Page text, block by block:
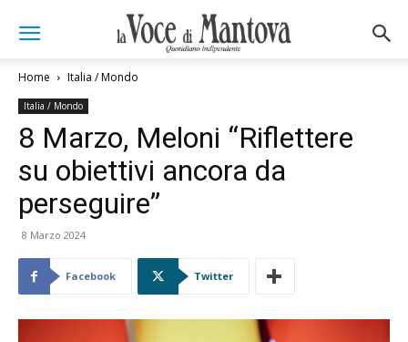
Home Italia / Mondo
Italia / Mondo
8 Marzo, Meloni “Riflettere
su obiettivi ancora da
perseguire”
8 Marzo 2024
Facebook Twitter